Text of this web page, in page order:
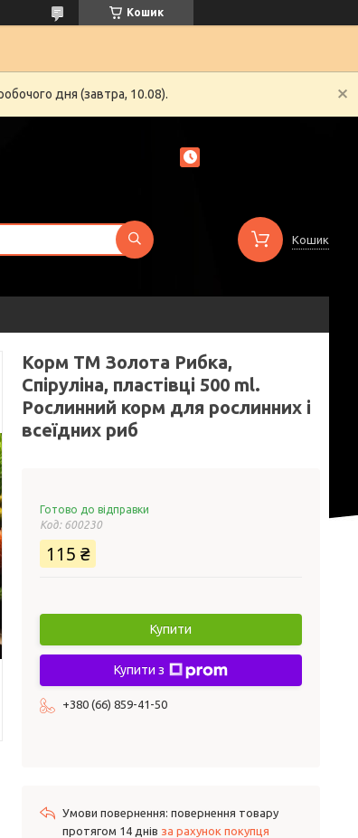
Кошик
дня (завтра, 10.08).
Кошик
Корм ТМ Золота Рибка,
Спіруліна, пластівці 500 ml.
Рослинний корм для рослинних і
всеїдних риб
Готово до відправки
Код: 600230
115 ₴
Купити
Купити з
+380 (66) 859-41-50
повернення товару
протягом 14 днів за рахунок покупця